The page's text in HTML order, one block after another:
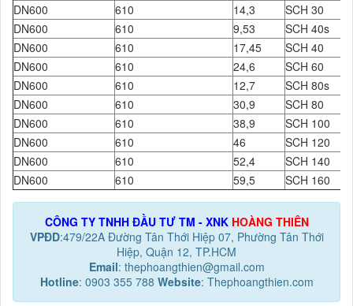
DN600
610 14,3
SCH 30
DN600
610 9,53
SCH 40s
DN600
610 17,45
SCH 40
DN600
610 24,6
SCH 60
DN600
610 12,7
SCH 80s
DN600
610 30,9
SCH 80
DN600
610 38,9
SCH 100
DN600
610 46
SCH 120
DN600
610 52,4
SCH 140
DN600
610 59,5 SCH 160
CÔNG TY TNHH ĐẦU TƯ TM - XNK HOÀNG THIÊN
VPĐD:479/22A Đường Tân Thới Hiệp 07, Phường Tân Thới
Hiệp, Quận 12, TP.HCM
Email: thephoangthien@gmail.com
Hotline: 0903 355 788 Website: Thephoangthien.com